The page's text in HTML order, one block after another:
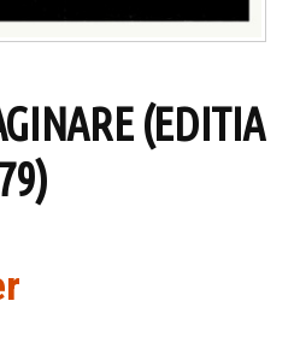
(EDITIA